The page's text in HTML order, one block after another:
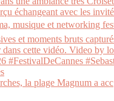
la plage Magnum a acc